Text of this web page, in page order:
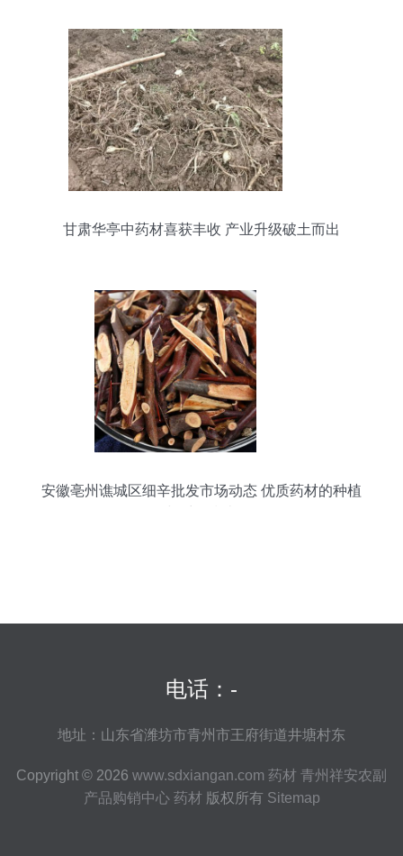
甘肃华亭中药材喜获丰收 产业升级破土而出
安徽亳州谯城区细辛批发市场动态 优质药材的种植
电话：-
地址：山东省潍坊市青州市王府街道井塘村东
Copyright © 2026 www.sdxiangan.com 药材 青州祥安农副
产品购销中心 药材版权所有 Sitemap